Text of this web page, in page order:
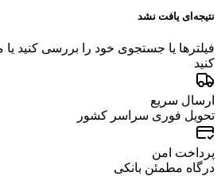
نتیجه‌ای یافت نشد
فیلترها یا جستجوی خود را بررسی کنید یا
کنید
ارسال سریع
تحویل فوری سراسر کشور
پرداخت امن
درگاه مطمئن بانکی